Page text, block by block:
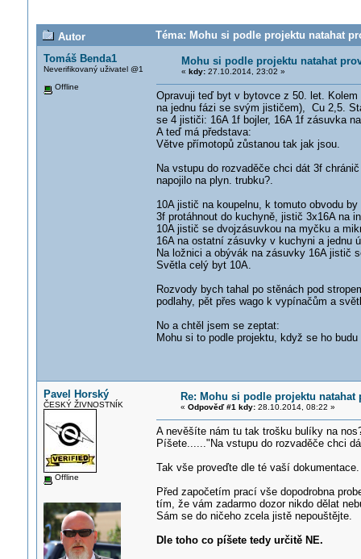
Autor
Téma: Mohu si podle projektu natahat
Tomáš Benda1
Neverifikovaný uživatel @1
Offline
Mohu si podle projektu natahat
« kdy:27.10.2014, 23:02 »
Opravuji teď byt v bytovce z 50. let.
na jednu fázi se svým jističem), Cu 2,5.
se 4 jističi: 16A 1f bojler, 16A 1f zásuvka
A teď má představa:
Větve přímotopů zůstanou tak jak jsou.
Na vstupu do rozvaděče chci dát 3f
napojilo na plyn. trubku?.
10A jistič na koupelnu, k tomuto obvodu
3f protáhnout do kuchyně, jistič 3x16A na
10A jistič se dvojzásuvkou na myčku a
16A na ostatní zásuvky v kuchyni a jednu
Na ložnici a obývák na zásuvky 16A jistič
Světla celý byt 10A.
Rozvody bych tahal po stěnách pod
podlahy, pět přes wago k vypínačům a
No a chtěl jsem se zeptat:
Mohu si to podle projektu, když se ho
Pavel Horský
ČESKÝ ŽIVNOSTNÍK
Offline
Re: Mohu si podle projektu
« Odpověď #1 kdy:28.10.2014, 08:22 »
A nevěšíte nám tu tak trošku bulíky na
Píšete......"Na vstupu do rozvaděče chci
Tak vše proveďte dle té vaší dokumentace.
Před započetím prací vše dopodrobna
tím, že vám zadarmo dozor nikdo dělat
Sám se do ničeho zcela jistě nepouštějte.
Dle toho co píšete tedy určitě NE.